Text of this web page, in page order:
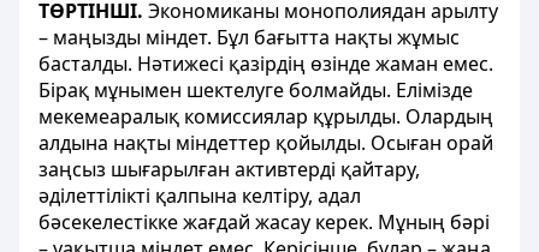
ТӨРТІНШІ. Экономиканы монополиядан арылту
– маңызды міндет. Бұл бағытта нақты жұмыс
басталды. Нәтижесі қазірдің өзінде жаман емес.
Бірақ мұнымен шектелуге болмайды. Елімізде
мекемеаралық комиссиялар құрылды. Олардың
алдына нақты міндеттер қойылды. Осыған орай
заңсыз шығарылған активтерді қайтару,
әділеттілікті қалпына келтіру, адал
бәсекелестікке жағдай жасау керек. Мұның бәрі